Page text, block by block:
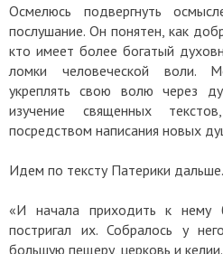
Осмелюсь подвергнуть
послушание. Он понятен, как
кто имеет более богатый
ломки человеческой воли.
укреплять свою волю через
изучение священных
посредством написания новых
Идем по тексту Патерики дальше.
«И начала приходить к нему
постригал их. Собралось у
большую пещеру, церковь и